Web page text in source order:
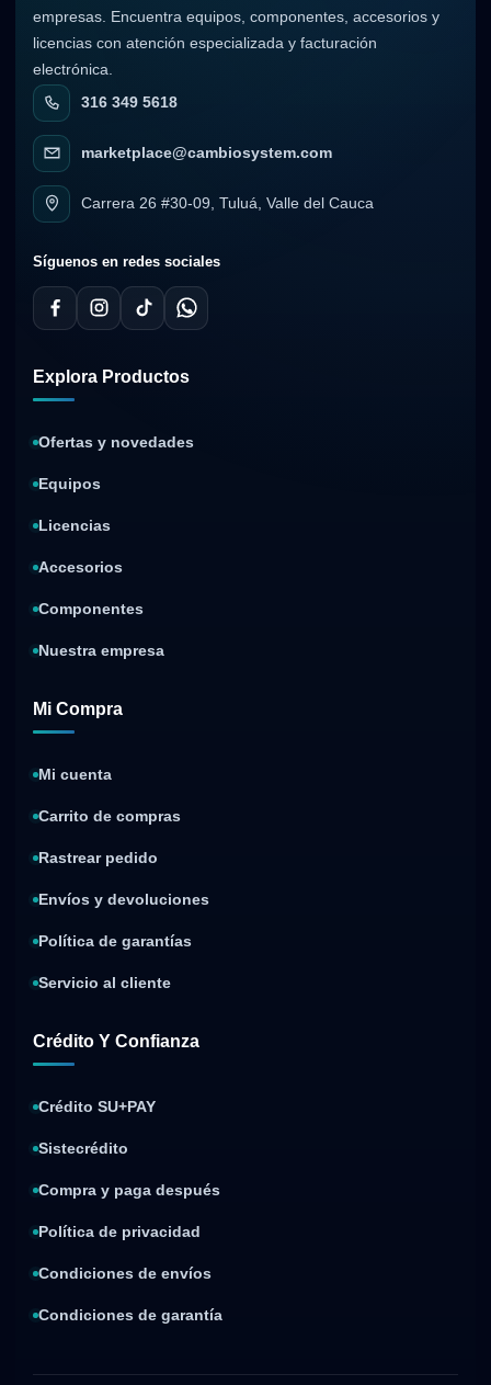
empresas. Encuentra equipos, componentes, accesorios y
licencias con atención especializada y facturación
electrónica.
316 349 5618
marketplace@cambiosystem.com
Carrera 26 #30-09, Tuluá, Valle del Cauca
Síguenos en redes sociales
Explora Productos
Ofertas y novedades
Equipos
Licencias
Accesorios
Componentes
Nuestra empresa
Mi Compra
Mi cuenta
Carrito de compras
Rastrear pedido
Envíos y devoluciones
Política de garantías
Servicio al cliente
Crédito Y Confianza
Crédito SU+PAY
Sistecrédito
Compra y paga después
Política de privacidad
Condiciones de envíos
Condiciones de garantía